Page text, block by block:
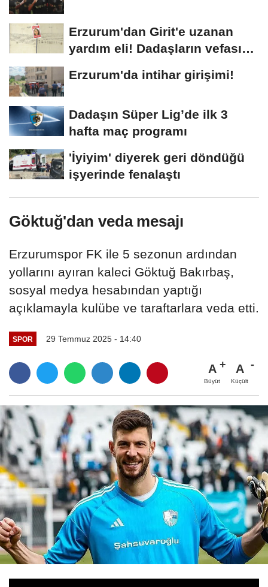
Erzurum'dan Girit'e uzanan
yardım eli! Dadaşların vefası
Erzurum'da intihar girişimi!
Dadaşın Süper Lig’de ilk 3
hafta maç programı
'İyiyim' diyerek geri döndüğü
işyerinde fenalaştı
Göktuğ'dan veda mesajı
Erzurumspor FK ile 5 sezonun ardından
yollarını ayıran kaleci Göktuğ Bakırbaş,
sosyal medya hesabından yaptığı
açıklamayla kulübe ve taraftarlara veda etti.
SPOR 29 Temmuz 2025 - 14:40
A
Büyüt
A
Küçült